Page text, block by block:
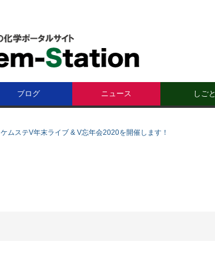
ブログ ニュース しごと
ケムステV年末ライブ & V忘年会2020を開催します！